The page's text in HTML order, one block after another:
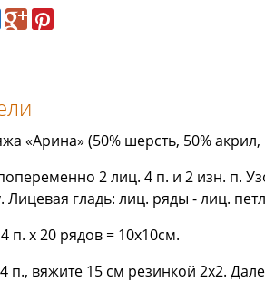
«Арина» (50% шерсть, 50%
2 лиц. 4 п. и 2 изн. п.
Лицевая гладь: лиц. ряды - лиц.
п. х 20 рядов = 10x10см.
п., вяжите 15 см резинкой 2x2.